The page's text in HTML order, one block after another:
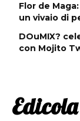
Flor de
un vivaio di
DOuMIX?
con Mojito